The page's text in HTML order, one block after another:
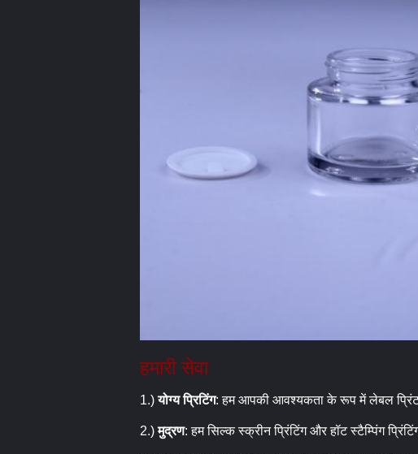
हमारी सेवा
1.)योग्य प्रिटिंग: हम आपकी आवश्यकता के रूप में लेबल
2.)मुद्रण: हम सिल्क स्क्रीन प्रिंटिंग और हॉट स्टैम्पिंग